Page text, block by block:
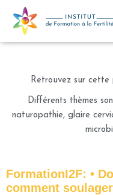
NOS
Retrouvez sur cette
Différents thèmes
naturopathie, glaire
FormationI2F: •
comment